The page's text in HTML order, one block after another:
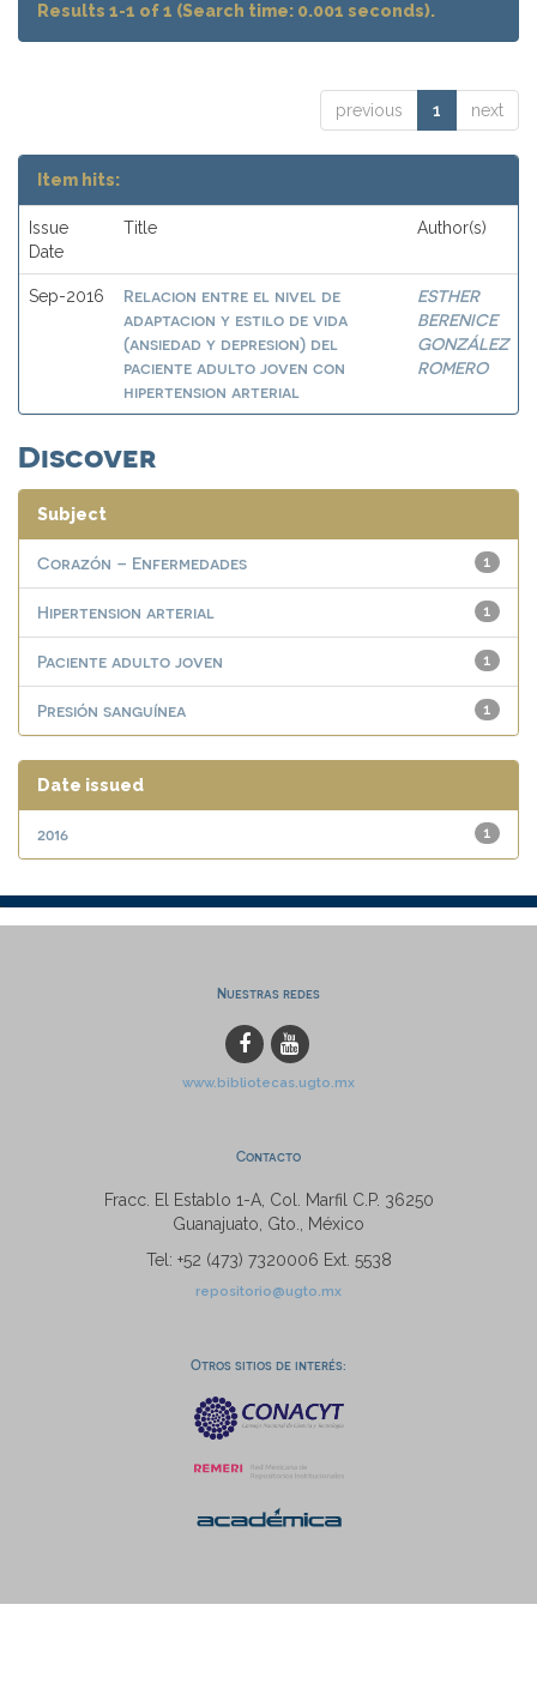
Results 1-1 of 1 (Search time: 0.001 seconds).
previous 1 next
Item hits:
Issue
Date
Title Author(s)
Sep-2016
Relacion entre el nivel de
adaptacion y estilo de vida
(ansiedad y depresion) del
paciente adulto joven con
hipertension arterial
ESTHER
BERENICE
GONZÁLEZ
ROMERO
Discover
Subject
1
Corazón – Enfermedades
1
Hipertension arterial
1
Paciente adulto joven
1
Presión sanguínea
Date issued
1
2016
Nuestras redes
www.bibliotecas.ugto.mx
Contacto
Fracc. El Establo 1-A, Col. Marfil C.P. 36250
Guanajuato, Gto., México
Tel: +52 (473) 7320006 Ext. 5538
repositorio@ugto.mx
Otros sitios de interés: